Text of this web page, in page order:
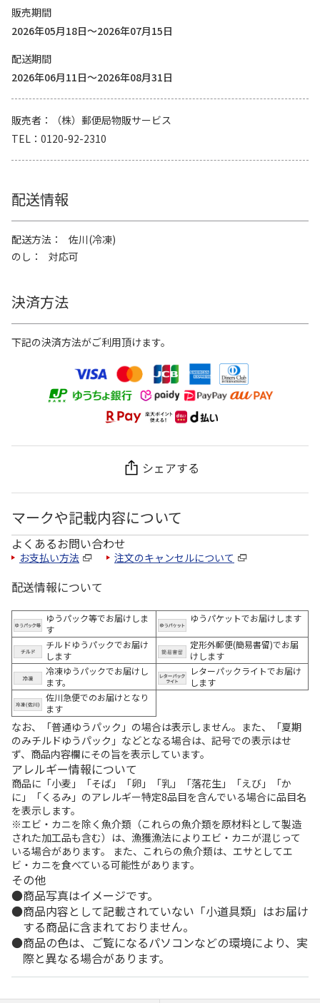
販売期間
2026年05月18日～2026年07月15日
配送期間
2026年06月11日～2026年08月31日
販売者
（株）郵便局物販サービス
TEL
0120-92-2310
配送情報
配送方法
佐川(冷凍)
のし
対応可
決済方法
下記の決済方法がご利用頂けます。
シェアする
マークや記載内容について
よくあるお問い合わせ
お支払い方法 注文のキャンセルについて
配送情報について
ゆうパック等でお届けしま
す
ゆうパケットでお届けします
チルドゆうパックでお届け
します
定形外郵便(簡易書留)でお届
けします
冷凍ゆうパックでお届けし
ます。
レターパックライトでお届け
します
佐川急便でのお届けとなり
ます
なお、「普通ゆうパック」の場合は表示しません。また、「夏期
のみチルドゆうパック」などとなる場合は、記号での表示はせ
ず、商品内容欄にその旨を表示しています。
アレルギー情報について
商品に「小麦」「そば」「卵」「乳」「落花生」「えび」「か
に」「くるみ」のアレルギー特定8品目を含んでいる場合に品目名
を表示します。
※エビ・カニを除く魚介類（これらの魚介類を原材料として製造
された加工品も含む）は、漁獲漁法によりエビ・カニが混じって
いる場合があります。 また、これらの魚介類は、エサとしてエ
ビ・カニを食べている可能性があります。
その他
商品写真はイメージです。
商品内容として記載されていない「小道具類」はお届け
する商品に含まれておりません。
商品の色は、ご覧になるパソコンなどの環境により、実
際と異なる場合があります。